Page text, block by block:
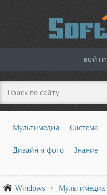
войти
Поиск
Мультимедиа Система
Дизайн и фото Знание
Windows Мультимедиа